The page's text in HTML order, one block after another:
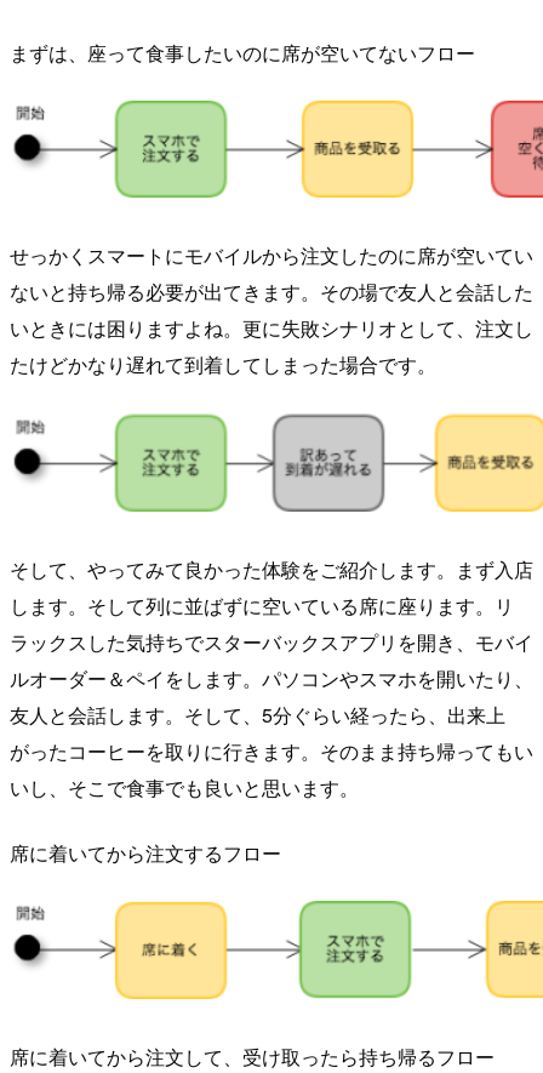
まずは、座って食事したいのに席が空いてないフロー
せっかくスマートにモバイルから注文したのに席が空いてい
ないと持ち帰る必要が出てきます。その場で友人と会話した
いときには困りますよね。更に失敗シナリオとして、注文し
たけどかなり遅れて到着してしまった場合です。
そして、やってみて良かった体験をご紹介します。まず入店
します。そして列に並ばずに空いている席に座ります。リ
ラックスした気持ちでスターバックスアプリを開き、モバイ
ルオーダー＆ペイをします。パソコンやスマホを開いたり、
友人と会話します。そして、5分ぐらい経ったら、出来上
がったコーヒーを取りに行きます。そのまま持ち帰ってもい
いし、そこで食事でも良いと思います。
席に着いてから注文するフロー
席に着いてから注文して、受け取ったら持ち帰るフロー